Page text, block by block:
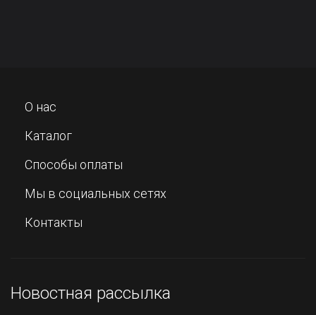
О нас
Каталог
Способы оплаты
Мы в социальных сетях
Контакты
Новостная рассылка